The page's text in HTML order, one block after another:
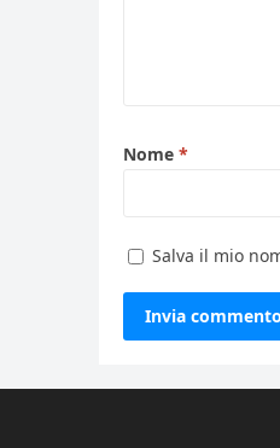
Nome *
Salva il mio